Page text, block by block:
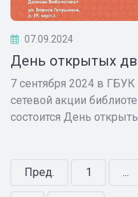
07.09.2024
День открытых
7 сентября 2024 в
сетевой акции
состоится День
Пред. 1 ...